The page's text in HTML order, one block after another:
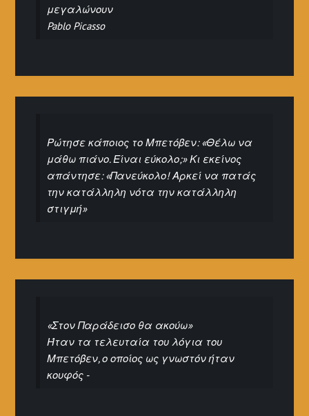
μεγαλώνουν
Pablo Picasso
Ρώτησε κάποιος το Μπετόβεν: «Θέλω να
μάθω πιάνο. Είναι εύκολο;» Κι εκείνος
απάντησε: «Πανεύκολο! Αρκεί να πατάς
την κατάλληλη νότα την κατάλληλη
στιγμή»
«Στον Παράδεισο θα ακούω»
Ήταν τα τελευταία του λόγια του
Μπετόβεν, ο οποίος ως γνωστόν ήταν
κουφός -